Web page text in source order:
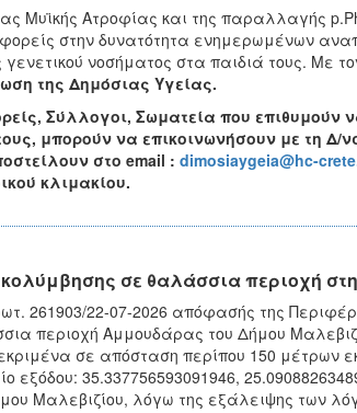
Μυϊκής Ατροφίας και της παραλλαγής
στην δυνατότητα ενημερωμένων
γενετικού νοσήματος στα παιδιά τους. Με
της Δημόσιας Υγείας.
Σύλλογοι, Σωματεία που επιθυμούν
μπορούν να επικοινωνήσουν με τη Δ/
στο email : dimosiaygeia@hc-
κλιμακίου.
σε θαλάσσια περιοχή
261903/22-07-2026 απόφασής της
περιοχή Αμμουδάρας του Δήμου
σε απόσταση περίπου 150 μέτρων
εξόδου: 35.337756593091946,
Μαλεβιζίου, λόγω της εξάλειψης των